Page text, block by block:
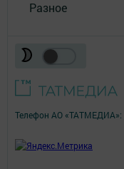
Разное
Телефон АО «ТАТМЕДИА»: